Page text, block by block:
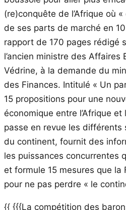
(re)conquête de l’Afrique où
de ses parts de marché en 10
rapport de 170 pages rédigé
l’ancien ministre des Affaires
Védrine, à la demande du
des Finances. Intitulé « Un
15 propositions pour une
économique entre l’Afrique
passe en revue les différents
du continent, fournit des
les puissances concurrentes
et formule 15 mesures que la
pour ne pas perdre « le
{{ {{{La compétition des